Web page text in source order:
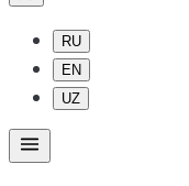
RU
EN
UZ